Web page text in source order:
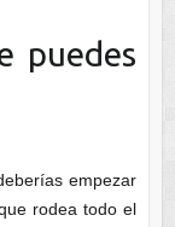
puedes
empezar
rodea todo el